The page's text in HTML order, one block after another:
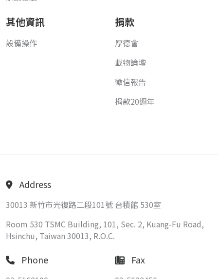
其他資訊
設備操作
捐款
厚德會
載物論壇
徵信報告
捐款20週年
Address
30013 新竹市光復路二段101號 台積館 530室
Room 530 TSMC Building, 101, Sec. 2, Kuang-Fu Road,
Hsinchu, Taiwan 30013, R.O.C.
Phone Fax